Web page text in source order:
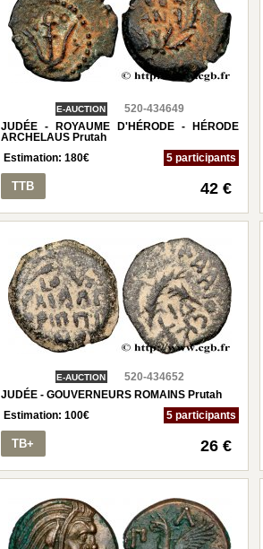
E-AUCTION
520-434649
JUDÉE - ROYAUME D'HÉRODE - HÉRODE
ARCHELAUS Prutah
Estimation:180€ 5 participants
TTB 42 €
E-AUCTION
520-434652
JUDÉE - GOUVERNEURS ROMAINS Prutah
Estimation:100€ 5 participants
TB+ 26 €